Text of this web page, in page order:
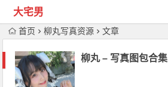
大宅男
首页 柳丸写真资源 文章
柳丸 – 写真图包合集